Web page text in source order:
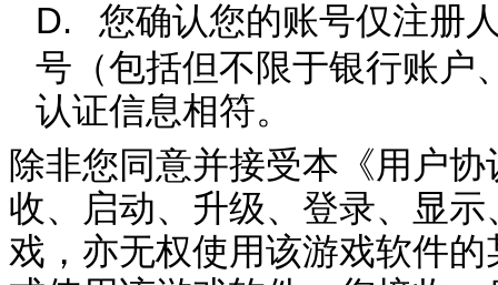
D.
您确认您的账号仅注册
号（包括但不限于银行账户
认证信息相符。
除非您同意并接受本《用户
收、启动、升级、登录、显
戏，亦无权使用该游戏软件